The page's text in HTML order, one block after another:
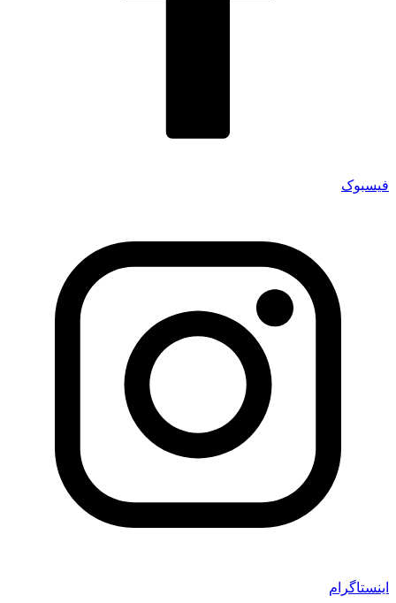
فیسبوک
اینستاگرام